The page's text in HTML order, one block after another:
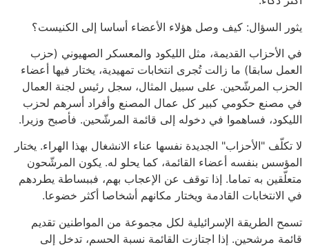
يثور السؤال: كيف وصل هؤلاء الأعضاء أساسا إلى الكنيست؟
في الأحزاب القديمة، مثل الليكود والمعسكر الصهيوني (حزب
العمل سابقا) ما زالت تُجرى انتخابات تمهيدية، يختار فيها أعضاء
الحزب المرشّحين. على سبيل المثال، سجل رئيس لجنة العمال
في مصنع حكومي كبير كل عمال المصنع وأفراد أسرهم لحزب
الليكود، فساهموا في دخوله إلى قائمة المرشّحين. فأصبح وزيرا.
لا تكلّف "الأحزاب" الجديدة نفسها عناء الانشغال بهذا الهراء. يختار
المؤسس بنفسه أعضاء القائمة، كما يحلو له. يكون المرشّحون
متعلّقين به تماما. إذا توقف عن الإعجاب بهم، فببساطة يطردهم
في الانتخابات القادمة ويختار مكانهم أشخاصا أكثر خضوعا.
تسمح الطريقة الإسرائيلية لكل مجموعة من المواطنين تقديم
قائمة مرشحين. إذا اجتازت القائمة نسبة الحسم، تدخل إلى